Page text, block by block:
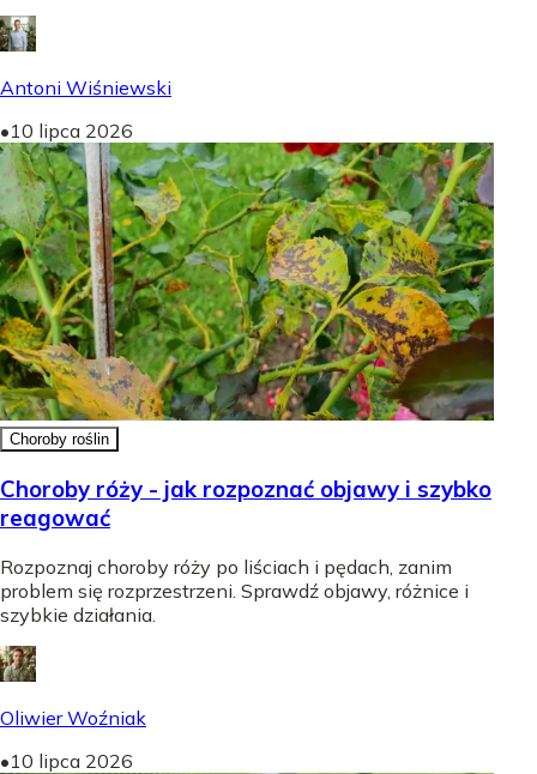
Antoni Wiśniewski
•10 lipca 2026
Choroby roślin
Choroby róży - jak rozpoznać objawy i szybko
reagować
Rozpoznaj choroby róży po liściach i pędach, zanim
problem się rozprzestrzeni. Sprawdź objawy, różnice i
szybkie działania.
Oliwier Woźniak
•10 lipca 2026